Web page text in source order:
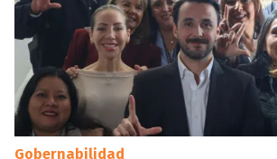
Gobernabilidad